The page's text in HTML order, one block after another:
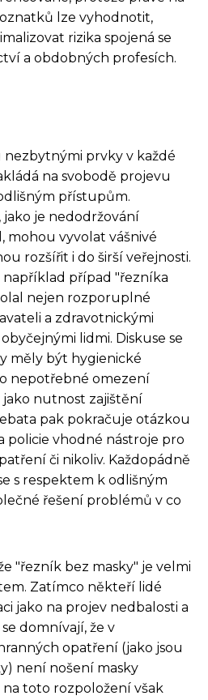
lze vyhodnotit,
rizika spojená se
a obdobných profesích.
nezbytnými prvky v každé
na svobodě projevu
přístupům.
je nedodržování
mohou vyvolat vášnivé
rozšířit i do širší veřejnosti.
případ "řezníka
nejen rozporuplné
a zdravotnickými
lidmi. Diskuse se
měly být hygienické
nepotřebné omezení
nutnost zajištění
pak pokračuje otázkou
policie vhodné nástroje pro
či nikoliv. Každopádně
s respektem k odlišným
řešení problémů v co
"řezník bez masky" je velmi
Zatímco někteří lidé
jako na projev nedbalosti a
domnívají, že v
opatření (jako jsou
není nošení masky
toto rozpoložení však